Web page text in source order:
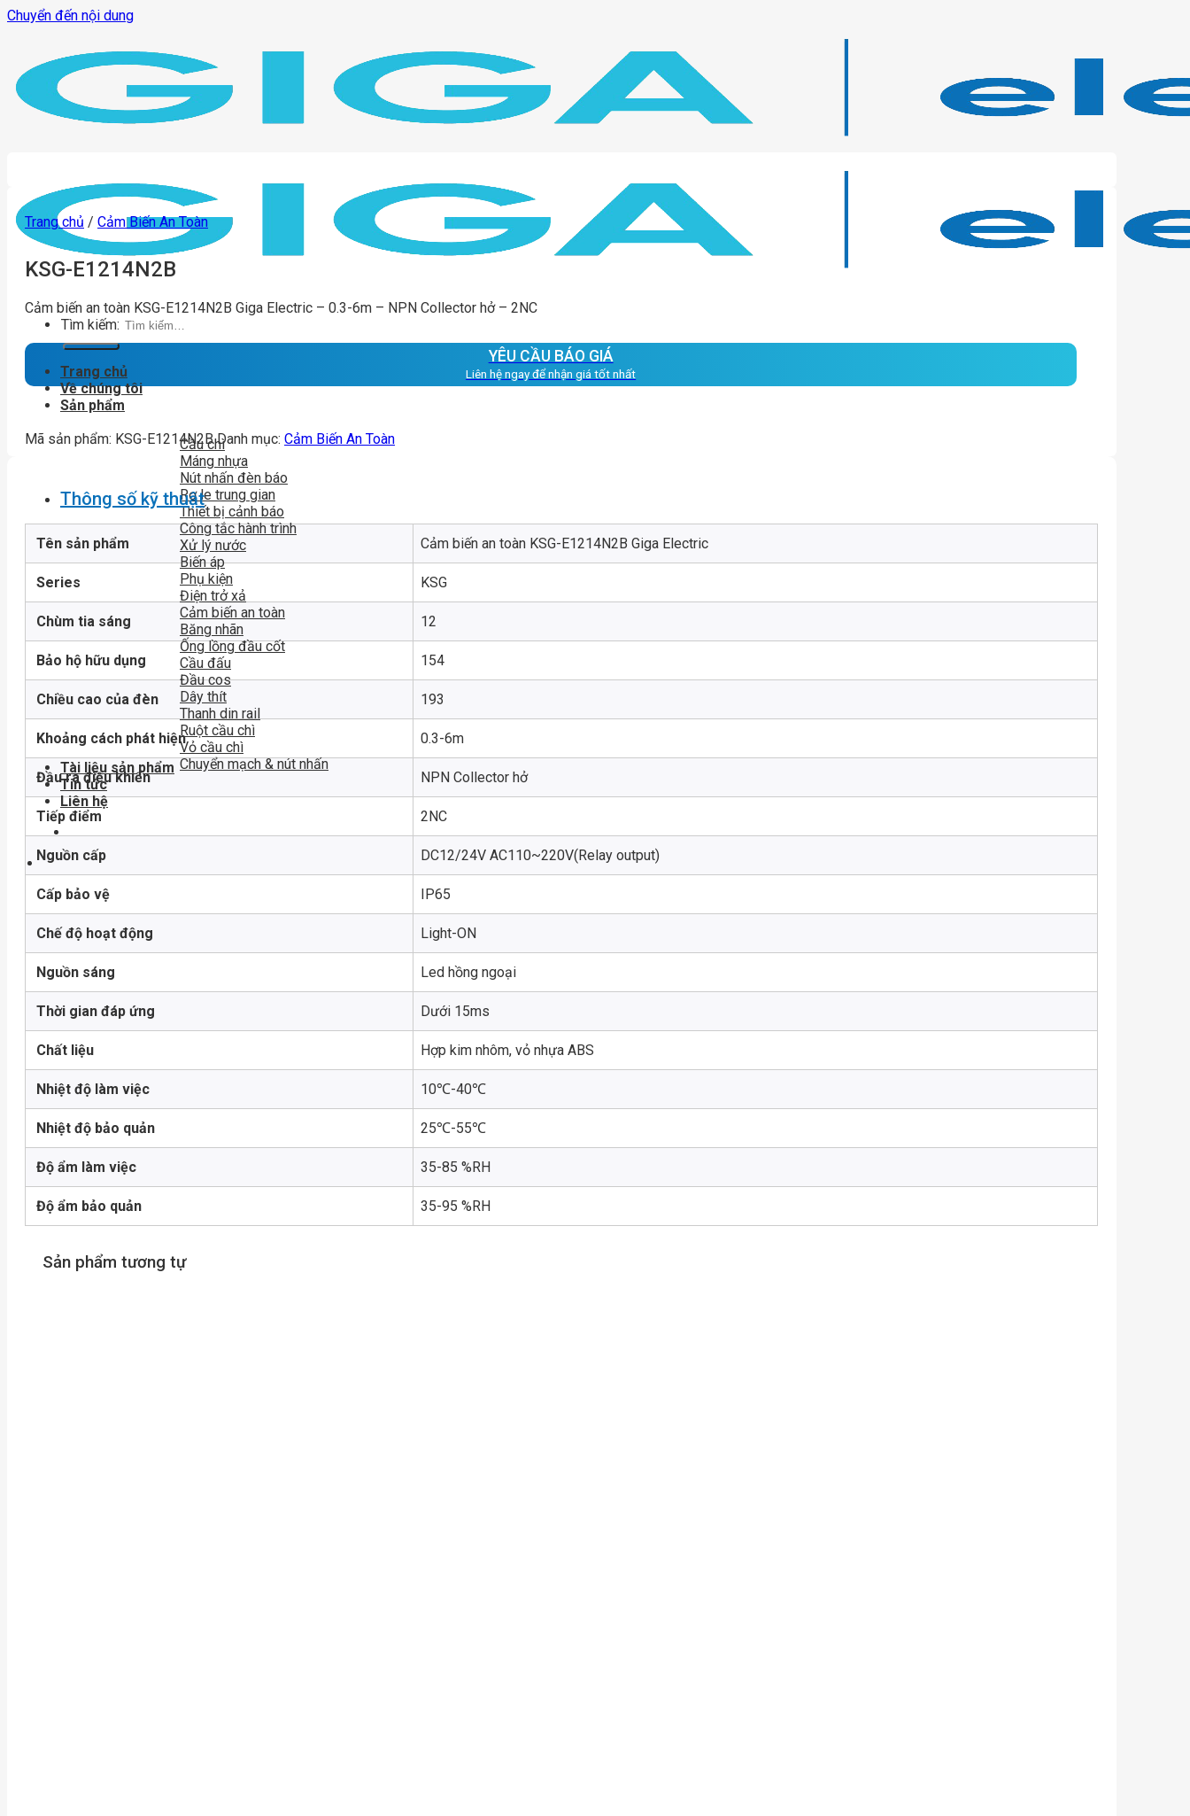
Chuyển đến nội dung
Tìm kiếm:
Trang chủ
Về chúng tôi
Sản phẩm
Cầu chì
Máng nhựa
Nút nhấn đèn báo
Rơ le trung gian
Thiết bị cảnh báo
Công tắc hành trình
Xử lý nước
Biến áp
Phụ kiện
Điện trở xả
Cảm biến an toàn
Băng nhãn
Ống lồng đầu cốt
Cầu đấu
Đầu cos
Dây thít
Thanh din rail
Ruột cầu chì
Vỏ cầu chì
Chuyển mạch & nút nhấn
Tài liệu sản phẩm
Tin tức
Liên hệ
Trang chủ / Cảm Biến An Toàn
KSG-E1214N2B
Cảm biến an toàn KSG-E1214N2B Giga Electric – 0.3-6m – NPN Collector hở – 2NC
YÊU CẦU BÁO GIÁ
Liên hệ ngay để nhận giá tốt nhất
Mã sản phẩm: KSG-E1214N2B Danh mục: Cảm Biến An Toàn
Thông số kỹ thuật
Tên sản phẩm Cảm biến an toàn KSG-E1214N2B Giga Electric
Series KSG
Chùm tia sáng 12
Bảo hộ hữu dụng 154
Chiều cao của đèn 193
Khoảng cách phát hiện 0.3-6m
Đầu ra điều khiển NPN Collector hở
Tiếp điểm 2NC
Nguồn cấp DC12/24V AC110~220V(Relay output)
Cấp bảo vệ IP65
Chế độ hoạt động Light-ON
Nguồn sáng Led hồng ngoại
Thời gian đáp ứng Dưới 15ms
Chất liệu Hợp kim nhôm, vỏ nhựa ABS
Nhiệt độ làm việc 10℃-40℃
Nhiệt độ bảo quản 25℃-55℃
Độ ẩm làm việc 35-85 %RH
Độ ẩm bảo quản 35-95 %RH
Sản phẩm tương tự